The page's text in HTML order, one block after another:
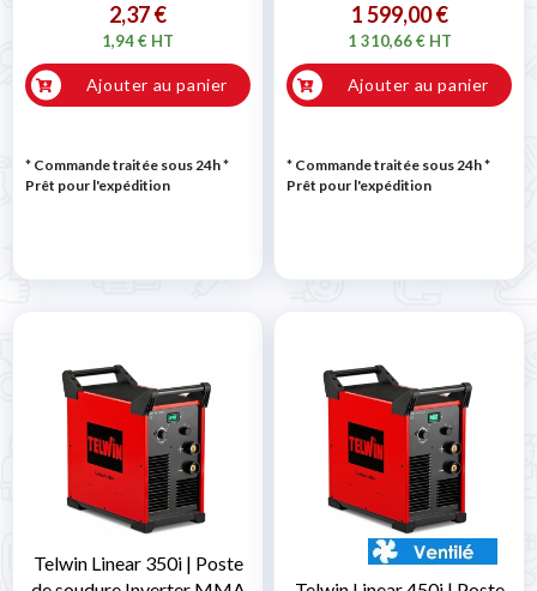
2,37 €
1,94 € HT
Ajouter au panier
* Commande traitée sous 24h*
Prêt pour l'expédition
1 599,00 €
1 310,66 € HT
Ajouter au panier
* Commande traitée sous 24h*
Prêt pour l'expédition
Telwin Linear 350i | Poste